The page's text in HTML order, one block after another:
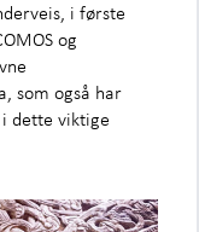
i første
og
som også har
dette viktige